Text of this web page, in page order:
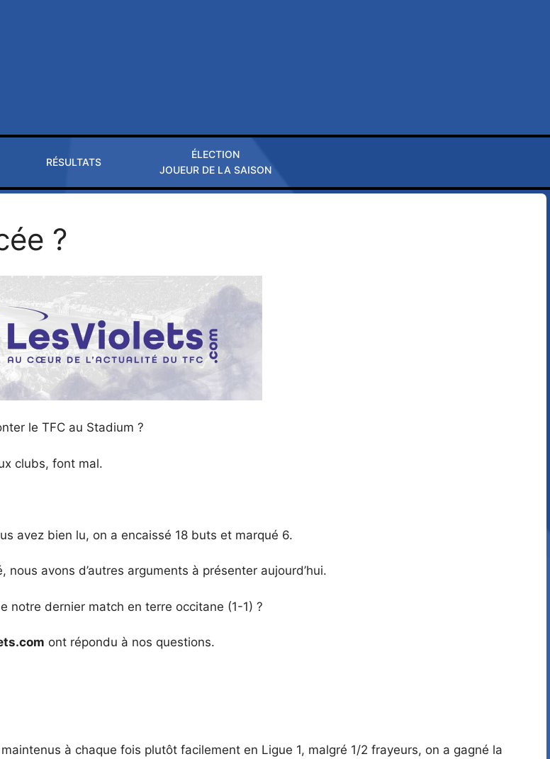
RÉSULTATS
ÉLECTION
JOUEUR DE LA SAISON
?
le TFC au Stadium ?
clubs, font mal.
avez bien lu, on a encaissé 18 buts et marqué 6.
avons d’autres arguments à présenter aujourd’hui.
notre dernier match en terre occitane (1-1) ?
ont répondu à nos questions.
à chaque fois plutôt facilement en Ligue 1, malgré 1/2 frayeurs, on a gagné la